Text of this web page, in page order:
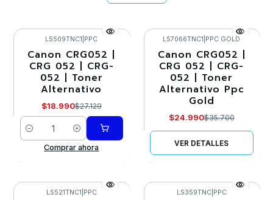
-30%
LS509TNC1 PPC
Canon CRG052 |
CRG 052 | CRG-
052 | Toner
Alternativo
$18.990$27.129
Cantidad
Comprar ahora
-30%
Agotado
LS7066TNC1 PPC GOLD
Canon CRG052 |
CRG 052 | CRG-
052 | Toner
Alternativo Ppc
Gold
$24.990$35.700
VER DETALLES
LS521TNC1 PPC LS359TNC| PPC